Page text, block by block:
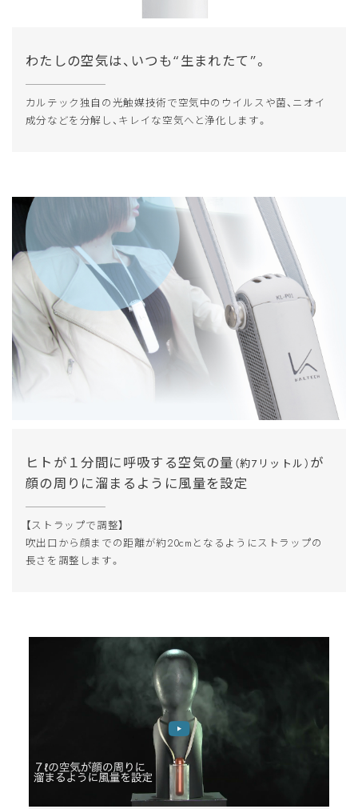
わたしの空気は、いつも“生まれたて”。
カルテック独自の光触媒技術で空気中のウイルスや菌、ニオイ
成分などを分解し、キレイな空気へと浄化します。
ヒトが１分間に呼吸する空気の量 （約7リットル） が
顔の周りに溜まるように風量を設定
【ストラップで調整】
吹出口から顔までの距離が約20cmとなるようにストラップの
長さを調整します。